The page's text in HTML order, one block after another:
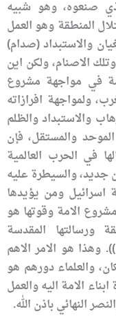
صنعوه، وهو شبيه
المنطقة وهو العمل
والاستبداد (صدام)
الاصنام، ولكن اين
في مواجهة مشروع
ولمواجهة افرازاته
والاستبداد والظلم
والمستقل، فإن
في الحرب العالمية
جديد، والسيطرة عليه
اسرائيل ومن يؤيدها
الامة وقوتها هو
ورسالتها المقدسة
وهذا هو الامر الاهم
والعلماء دورهم هو
الامة اليه والعمل
النهائي باذن الله.